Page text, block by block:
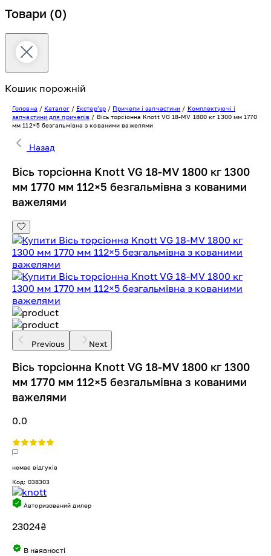
Товари (0)
Кошик порожній
Головна / Каталог/ Екстерʼєр/ Причепи і запчастини / Комплектуючі і
запчастини для причепів / Вісь торсіонна Knott VG 18-MV 1800 кг 1300 мм 1770
мм 112×5 безгальмівна з кованими важелями
Назад
Вісь торсіонна Knott VG 18-MV 1800 кг 1300
мм 1770 мм 112×5 безгальмівна з кованими
важелями
Previous Next
Вісь торсіонна Knott VG 18-MV 1800 кг 1300
мм 1770 мм 112×5 безгальмівна з кованими
важелями
0.0
немає відгуків
Код: 038303
Авторизований дилер
23024₴
В наявності